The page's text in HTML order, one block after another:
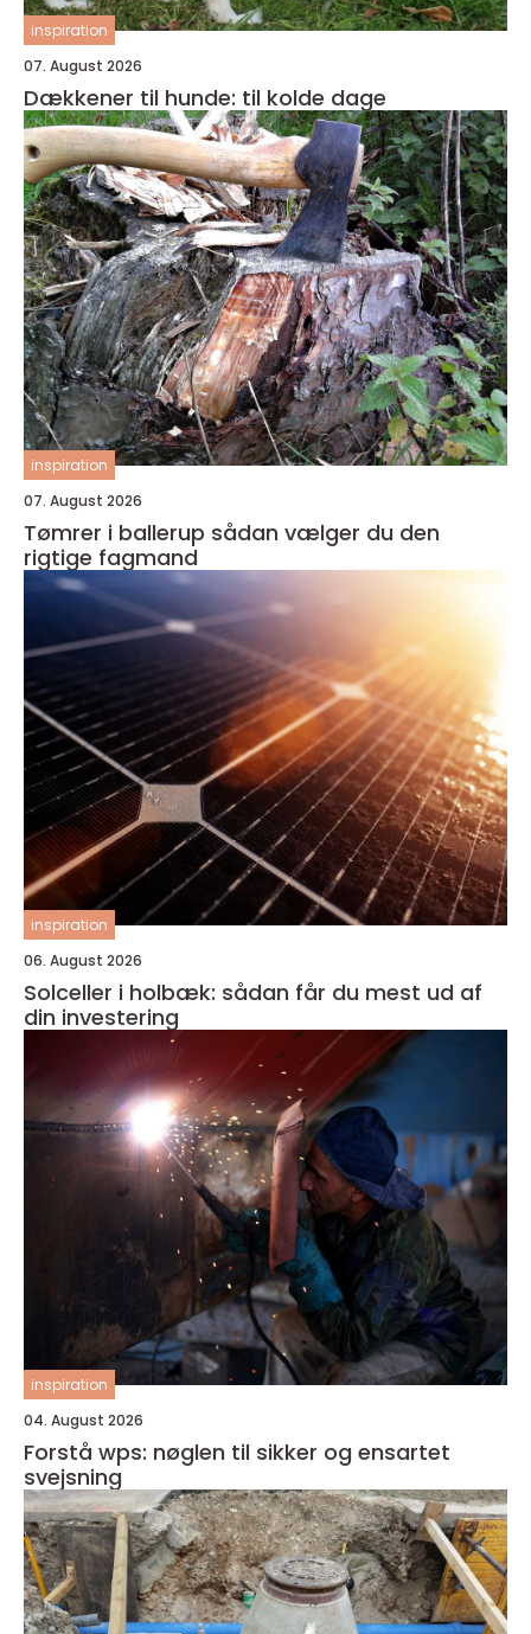
inspiration
07. August 2026
Dækkener til hunde: til kolde dage
inspiration
07. August 2026
Tømrer i ballerup sådan vælger du den
rigtige fagmand
inspiration
06. August 2026
Solceller i holbæk: sådan får du mest ud af
din investering
inspiration
04. August 2026
Forstå wps: nøglen til sikker og ensartet
svejsning